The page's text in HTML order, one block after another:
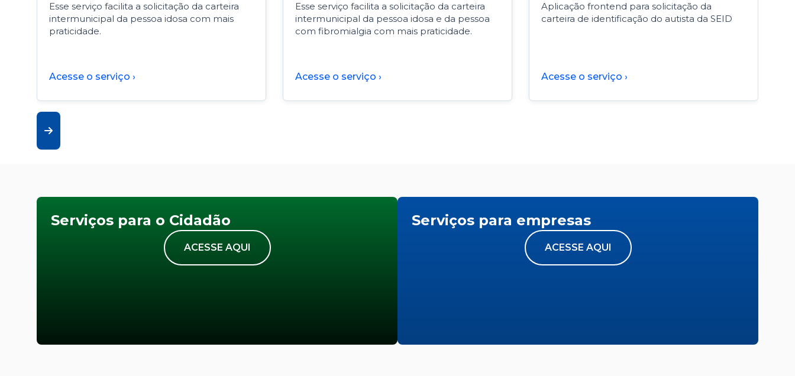
Esse serviço facilita a solicitação da carteira
intermunicipal da pessoa idosa com mais
praticidade.
Acesse o serviço ›
Esse serviço facilita a solicitação da carteira
intermunicipal da pessoa idosa e da pessoa
com fibromialgia com mais praticidade.
Acesse o serviço ›
Aplicação frontend para solicitação da
carteira de identificação do autista da SEID
Acesse o serviço ›
Serviços para o Cidadão
ACESSE AQUI
Serviços para empresas
ACESSE AQUI